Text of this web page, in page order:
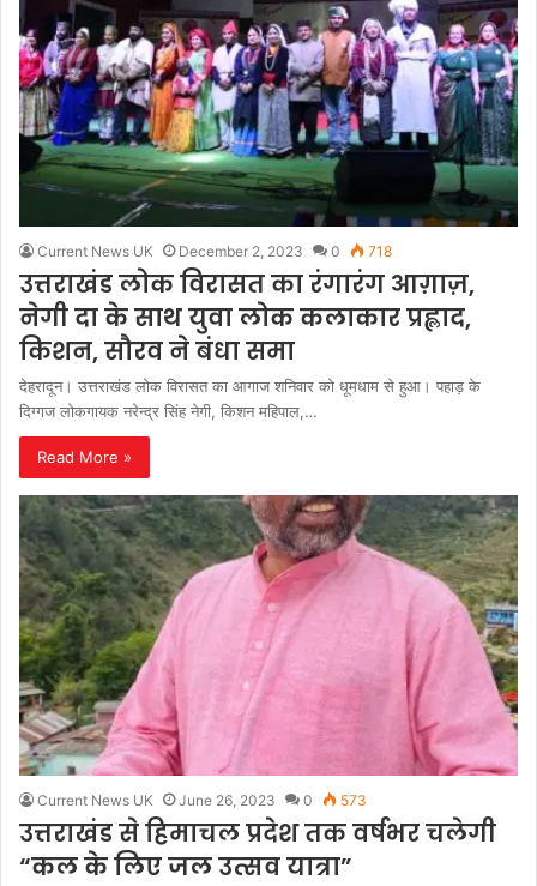
Current News UK December 2, 2023 0 718
उत्तराखंड लोक विरासत का रंगारंग आग़ाज़,
नेगी दा के साथ युवा लोक कलाकार प्रह्लाद,
किशन, सौरव ने बंधा समा
देहरादून। उत्तराखंड लोक विरासत का आगाज शनिवार को धूमधाम से हुआ। पहाड़ के
दिग्गज लोकगायक नरेन्द्र सिंह नेगी, किशन महिपाल,…
Read More »
Current News UK June 26, 2023 0 573
उत्तराखंड से हिमाचल प्रदेश तक वर्षभर चलेगी
“कल के लिए जल उत्सव यात्रा”